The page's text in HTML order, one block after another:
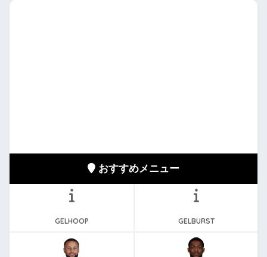
おすすめメニュー
GELHOOP GELBURST